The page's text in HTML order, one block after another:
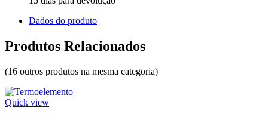
Dados do produto
Produtos Relacionados
(16 outros produtos na mesma categoria)
Quick view